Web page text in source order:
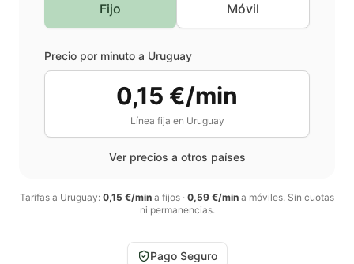
Fijo Móvil
Precio por minuto a Uruguay
0,15 €/min
Línea fija en Uruguay
Ver precios a otros países
Tarifas a Uruguay: 0,15 €/min a fijos · 0,59 €/min a móviles. Sin cuotas
ni permanencias.
Pago Seguro